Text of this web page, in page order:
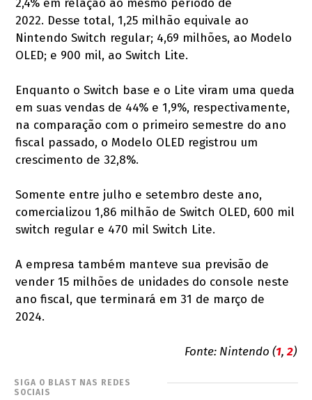
2,4% em relação ao mesmo período de
2022. Desse total, 1,25 milhão equivale ao
Nintendo Switch regular; 4,69 milhões, ao Modelo
OLED; e 900 mil, ao Switch Lite.
Enquanto o Switch base e o Lite viram uma queda
em suas vendas de 44% e 1,9%, respectivamente,
na comparação com o primeiro semestre do ano
fiscal passado, o Modelo OLED registrou um
crescimento de 32,8%.
Somente entre julho e setembro deste ano,
comercializou 1,86 milhão de Switch OLED, 600 mil
switch regular e 470 mil Switch Lite.
A empresa também manteve sua previsão de
vender 15 milhões de unidades do console neste
ano fiscal, que terminará em 31 de março de
2024.
Fonte: Nintendo (1,2)
SIGA O BLAST NAS REDES
SOCIAIS